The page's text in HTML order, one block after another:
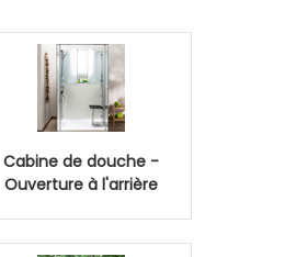
Cabine de douche -
Ouverture à l'arrière